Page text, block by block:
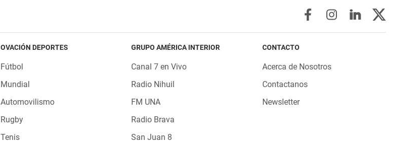
OVACIÓN DEPORTES
Fútbol
Mundial
Automovilismo
Rugby
Tenis
GRUPO AMÉRICA INTERIOR
Canal 7 en Vivo
Radio Nihuil
FM UNA
Radio Brava
San Juan 8
CONTACTO
Acerca de Nosotros
Contactanos
Newsletter